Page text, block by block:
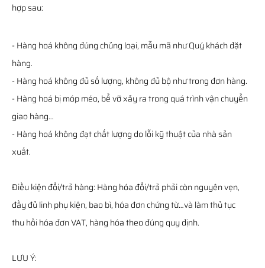
hợp sau:
- Hàng hoá không đúng chủng loại, mẫu mã như Quý khách đặt
hàng.
- Hàng hoá không đủ số lượng, không đủ bộ như trong đơn hàng.
- Hàng hoá bị móp méo, bể vỡ xảy ra trong quá trình vận chuyển
giao hàng…
- Hàng hoá không đạt chất lượng do lỗi kỹ thuật của nhà sản
xuất.
Điều kiện đổi/trả hàng: Hàng hóa đổi/trả phải còn nguyên vẹn,
đầy đủ linh phụ kiện, bao bì, hóa đơn chứng từ…và làm thủ tục
thu hồi hóa đơn VAT, hàng hóa theo đúng quy định.
LƯU Ý: